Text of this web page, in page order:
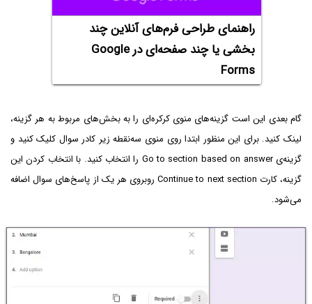
راهنمای طراحی فرم‌های آنلاین چند
بخشی یا چند صفحه‌ای در Google
Forms
گام بعدی این است گزینه‌های منوی کرکره‌ای را به بخش‌های مربوط به هر گزینه،
لینک کنید. برای این منظور ابتدا روی منوی سه‌نقطه زیر کادر سوال کلیک کنید و
گزینه‌ی Go to section based on answer را انتخاب کنید. با انتخاب کردن این
گزینه، کارت Continue to next section روبروی هر یک از پاسخ‌های سوال اضافه
می‌شود.